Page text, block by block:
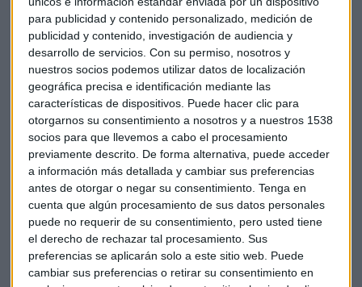
para publicidad y contenido personalizado, medición de
publicidad y contenido, investigación de audiencia y
desarrollo de servicios. Con su permiso, nosotros y
nuestros socios podemos utilizar datos de localización
geográfica precisa e identificación mediante las
características de dispositivos. Puede hacer clic para
otorgarnos su consentimiento a nosotros y a nuestros 1538
socios para que llevemos a cabo el procesamiento
previamente descrito. De forma alternativa, puede acceder
a información más detallada y cambiar sus preferencias
antes de otorgar o negar su consentimiento. Tenga en
cuenta que algún procesamiento de sus datos personales
puede no requerir de su consentimiento, pero usted tiene
el derecho de rechazar tal procesamiento. Sus
preferencias se aplicarán solo a este sitio web. Puede
cambiar sus preferencias o retirar su consentimiento en
del Planeta. "Si se resuelve esta situación, volveremos a un
entorno de crecimiento otra vez", añade optimista.
Con este escenario, que "manejan los bancos centrales",
hay muchas oportunidades en el mercado. Una de ellas es
Acciona, "está en una subida vertical imparable", apunta
López. Ante esta situación, "hay que mantener la posición y
darse por satisfecho con los beneficios que tengamos".
En la cara B se encuentra Metrovacesa y la lenta
recuperación del mercado inmobiliario nuevo. "Cuando
salió a Bolsa lo hizo con un plan de negocio muy agresivo,
ahora nos encontramos que la compraventa de vivienda
nueva se recupera lentamente y se está viendo que ese plan